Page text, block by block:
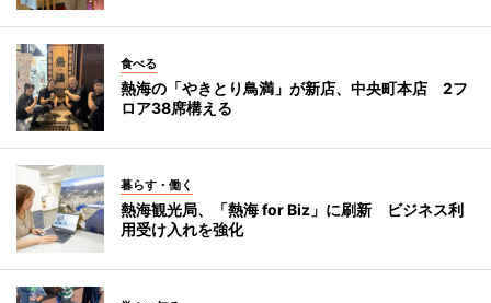
食べる
熱海の「やきとり鳥満」が新店、中央町本店 2フ
ロア38席構える
暮らす・働く
熱海観光局、「熱海 for Biz」に刷新 ビジネス利
用受け入れを強化